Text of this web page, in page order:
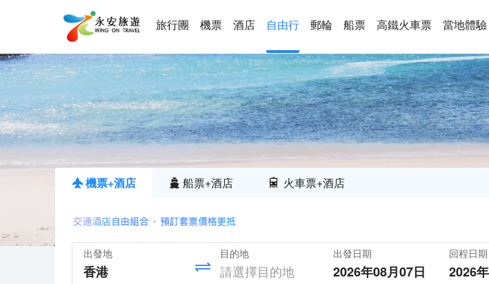
旅行團 機票 酒店 自由行 郵輪 船票 高鐵火車票 當地體驗
機票+酒店 船票+酒店 火車票+酒店
出發地 目的地 出發日期
2026年08月07日
回程日期
2026